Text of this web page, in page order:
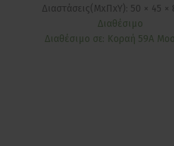
Διαστάσεις(ΜxΠxΥ): 50 × 45 ×
Διαθέσιμο
Διαθέσιμο σε: Κοραή 59Α